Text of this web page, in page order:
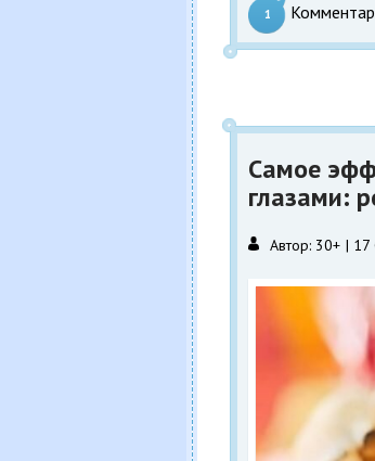
1
Самое
глазами:
Автор: 30+ 17